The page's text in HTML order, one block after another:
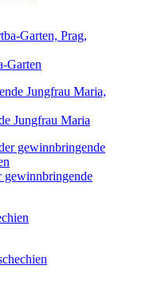
Garten
Jungfrau Maria
gewinnbringende